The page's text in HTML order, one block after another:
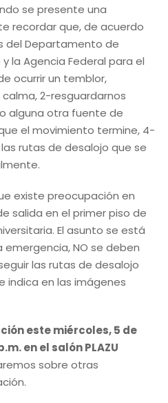
se presente una
recordar que, de acuerdo
del Departamento de
la Agencia Federal para el
ocurrir un temblor,
2-resguardarnos
alguna otra fuente de
el movimiento termine, 4-
rutas de desalojo que se
existe preocupación en
salida en el primer piso de
El asunto se está
emergencia, NO se deben
las rutas de desalojo
indica en las imágenes
este miércoles, 5 de
en el salón PLAZU
sobre otras